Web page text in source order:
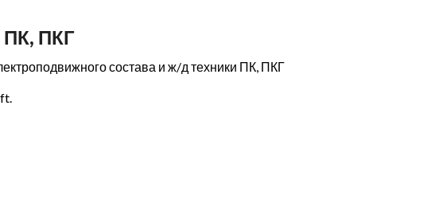
ПК, ПКГ
состава и ж/д техники ПК, ПКГ